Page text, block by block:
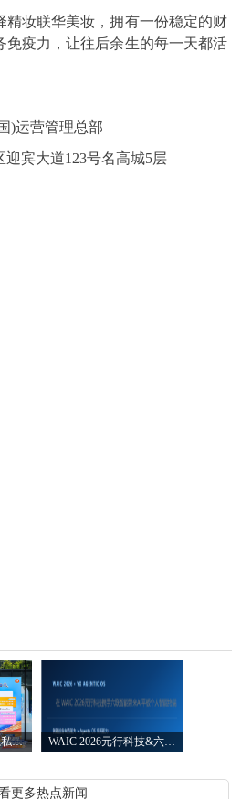
妆联华美妆，拥有一份稳定的财
免疫力，让往后余生的每一天都活
运营管理总部
宾大道123号名高城5层
小米第七届“安全与隐私宣传月”圆满落
更多热点新闻